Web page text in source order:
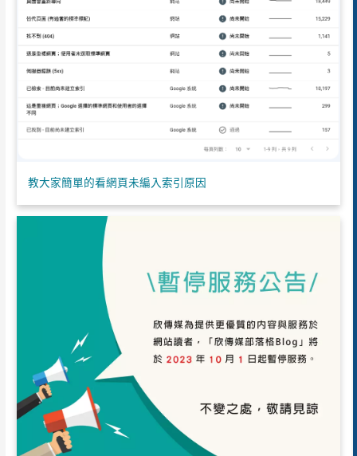
教大家簡單的看網頁未編入索引原因